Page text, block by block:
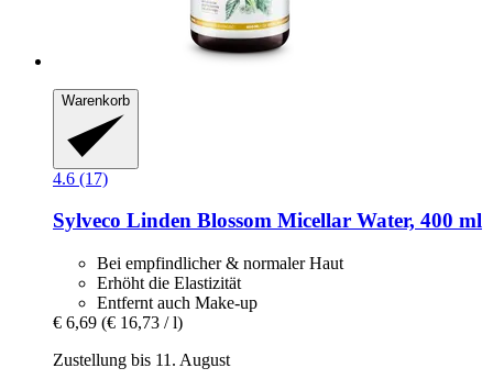
Warenkorb
4.6 (17)
Sylveco Linden Blossom Micellar Water, 400 ml
Bei empfindlicher & normaler Haut
Erhöht die Elastizität
Entfernt auch Make-up
€ 6,69 (€ 16,73 / l)
Zustellung bis 11. August